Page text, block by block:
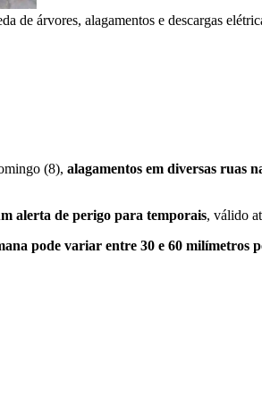
de árvores, alagamentos e descargas
(8), alagamentos em diversas ruas
alerta de perigo para temporais, válido
pode variar entre 30 e 60 milímetros